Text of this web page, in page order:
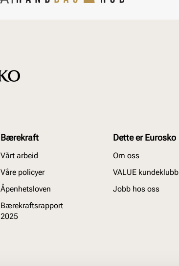
Bærekraft
Vårt arbeid
Våre policyer
Åpenhetsloven
Bærekraftsrapport
2025
Dette er Eurosko
Om oss
VALUE kundeklubb
Jobb hos oss